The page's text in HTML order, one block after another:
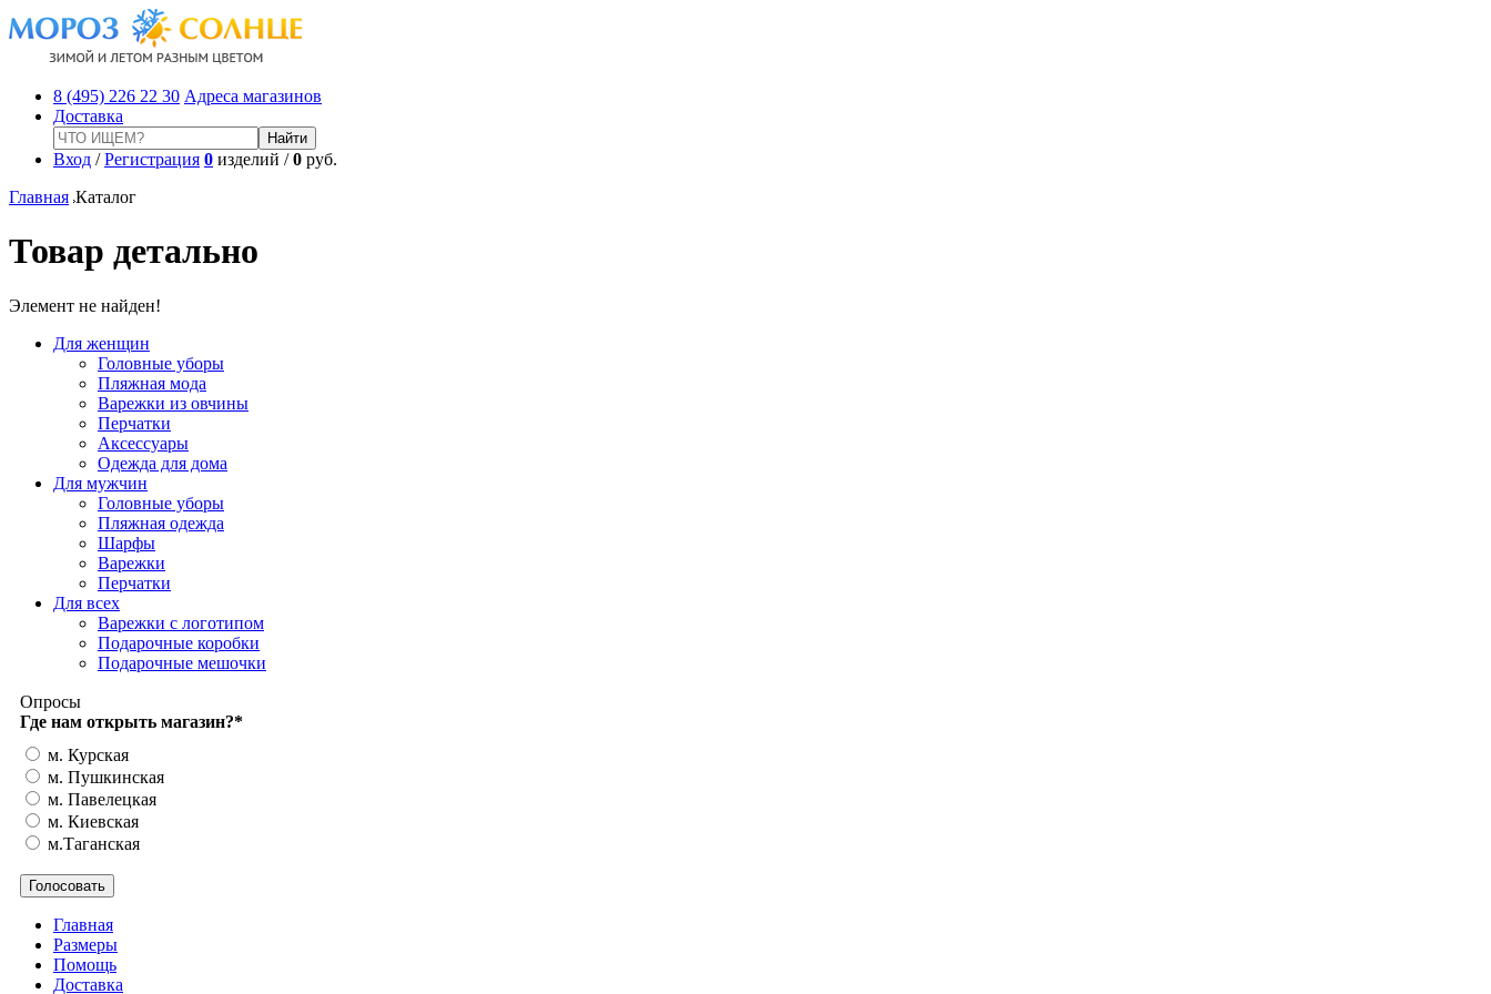
8 (495) 226 22 30 Адреса магазинов
Доставка
Вход /Регистрация 0 изделий /0 руб.
Главная Каталог
Товар детально
Элемент не найден!
Для женщин
Головные уборы
Пляжная мода
Варежки из овчины
Перчатки
Аксессуары
Одежда для дома
Для мужчин
Головные уборы
Пляжная одежда
Шарфы
Варежки
Перчатки
Для всех
Варежки с логотипом
Подарочные коробки
Подарочные мешочки
Опросы
Где нам открыть магазин?*
м. Курская
м. Пушкинская
м. Павелецкая
м. Киевская
м.Таганская
Главная
Размеры
Помощь
Доставка